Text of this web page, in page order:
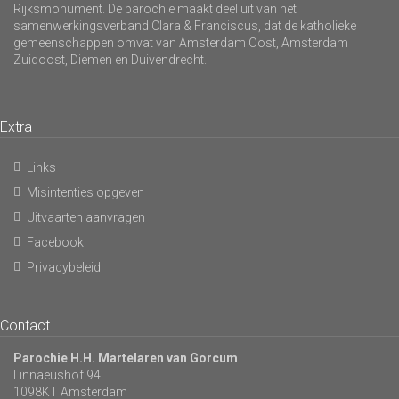
Rijksmonument. De parochie maakt deel uit van het
samenwerkingsverband Clara & Franciscus, dat de katholieke
gemeenschappen omvat van Amsterdam Oost, Amsterdam
Zuidoost, Diemen en Duivendrecht.
Extra
Links
Misintenties opgeven
Uitvaarten aanvragen
Facebook
Privacybeleid
Contact
Parochie H.H. Martelaren van Gorcum
Linnaeushof 94
1098KT Amsterdam